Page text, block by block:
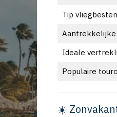
Tip
Aantrekkelijke
Ideale
Populaire
☀️